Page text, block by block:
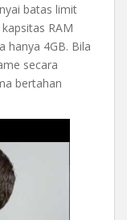
batas limit
RAM
hanya 4GB. Bila
secara
bertahan